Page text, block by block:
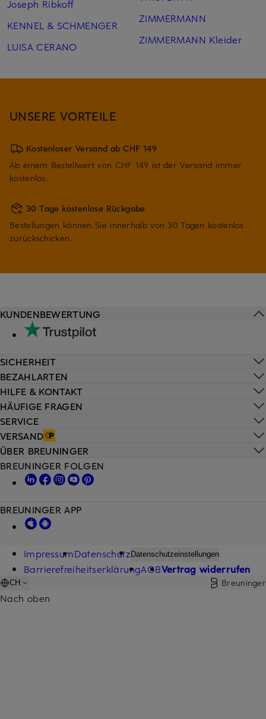
Joseph Ribkoff
KENNEL & SCHMENGER
LUISA CERANO
ZIMMERMANN
ZIMMERMANN Kleider
UNSERE VORTEILE
Kostenloser Versand ab CHF 149
Ab einem Bestellwert von CHF 149 ist der Versand immer
kostenlos.
30 Tage kostenlose Rückgabe
Bestellungen können Sie innerhalb von 30 Tagen kostenlos
zurückschicken.
HILFE & KONTAKT
HÄUFIGE FRAGEN
SERVICE
VERSAND
KUNDENBEWERTUNG
SICHERHEIT
BEZAHLARTEN
ÜBER BREUNINGER
BREUNINGER FOLGEN
BREUNINGER APP
ImpressumDatenschutz Datenschutzeinstellungen
BarrierefreiheitserklärungAGBVertrag widerrufen
CH Breuninger
Nach oben